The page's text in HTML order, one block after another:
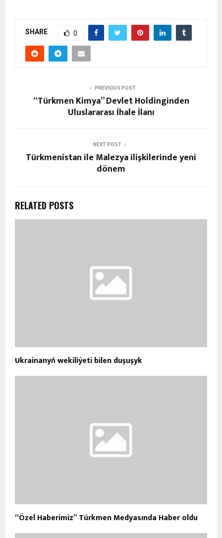
SHARE 0
PREVIOUS POST
“Türkmen Kimya” Devlet Holdinginden
Uluslararası İhale İlanı
NEXT POST
Türkmenistan ile Malezya ilişkilerinde yeni
dönem
RELATED POSTS
Ukrainanyň wekiliýeti bilen duşuşyk
“Özel Haberimiz” Türkmen Medyasında Haber oldu